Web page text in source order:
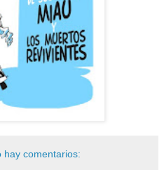
hay comentarios: